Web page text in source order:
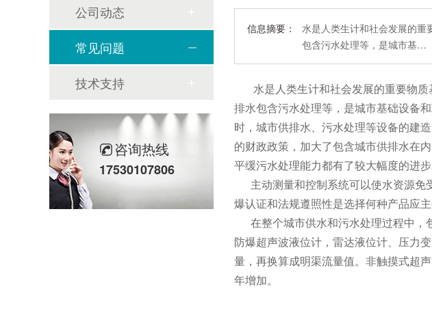
信息摘要：
水是人类生计和社会发展的重
包含污水处理等，是城市基…
水是人类生计和社会发展的重要物质
排水包含污水处理等，是城市基础设备
时，城市供排水、污水处理等设备的建
的财政政策，加大了包含城市供排水在
平缓污水处理能力都有了较大幅度的进
主动测量和控制系统可以使水资源免
爆认证和法规遵照性是选择何种产品应
在整个城市供水和污水处理过程中，
防爆超声波液位计，雷达液位计、压力
量，再换算成明渠流量值。非触摸式超
年增加。
公司动态
常见问题
技术支持
咨询热线
17530107806